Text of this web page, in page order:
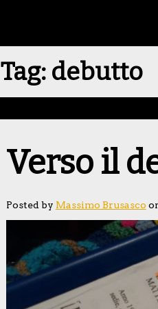
Tag: debutto
Verso il
Posted by Massimo Brusasco